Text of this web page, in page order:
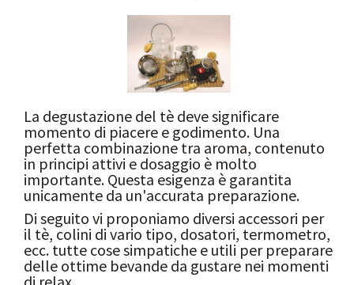
La degustazione del tè deve significare
momento di piacere e godimento. Una
perfetta combinazione tra aroma, contenuto
in principi attivi e dosaggio è molto
importante. Questa esigenza è garantita
unicamente da un'accurata preparazione.
Di seguito vi proponiamo diversi accessori per
il tè, colini di vario tipo, dosatori, termometro,
ecc. tutte cose simpatiche e utili per preparare
delle ottime bevande da gustare nei momenti